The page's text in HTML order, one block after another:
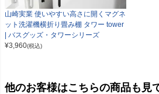
山崎実業 使いやすい高さに開くマグネ
ット洗濯機横折り畳み棚 タワー tower
| バスグッズ・タワーシリーズ
¥3,960(税込)
他のお客様はこちらの商品も見